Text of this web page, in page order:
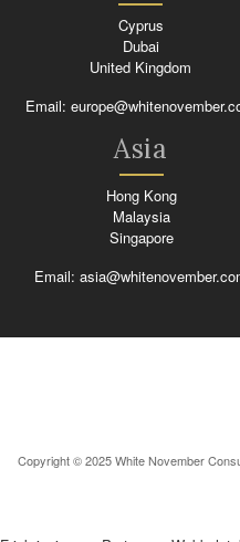
Cyprus
Dubai
United Kingdom
Email:
Asia
Hong Kong
Malaysia
Singapore
Email:
Copyright © 2025 White November